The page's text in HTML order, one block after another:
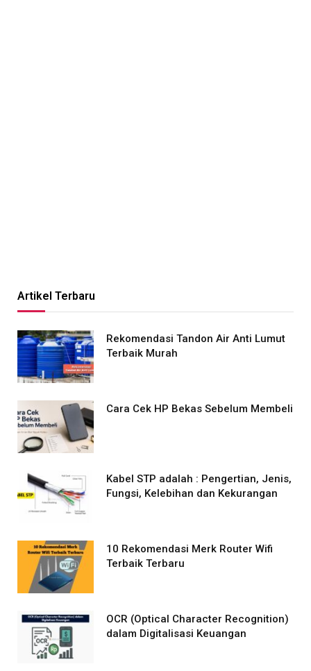
Artikel Terbaru
Rekomendasi Tandon Air Anti Lumut
Terbaik Murah
Cara Cek HP Bekas Sebelum Membeli
Kabel STP adalah : Pengertian, Jenis,
Fungsi, Kelebihan dan Kekurangan
10 Rekomendasi Merk Router Wifi
Terbaik Terbaru
OCR (Optical Character Recognition)
dalam Digitalisasi Keuangan